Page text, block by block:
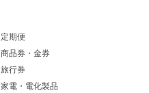
定期便
商品券・金券
旅行券
家電・電化製品